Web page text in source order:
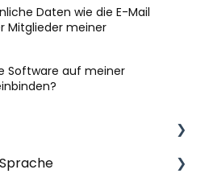
Daten wie die E-Mail
Mitglieder meiner
Software auf meiner
| Assist